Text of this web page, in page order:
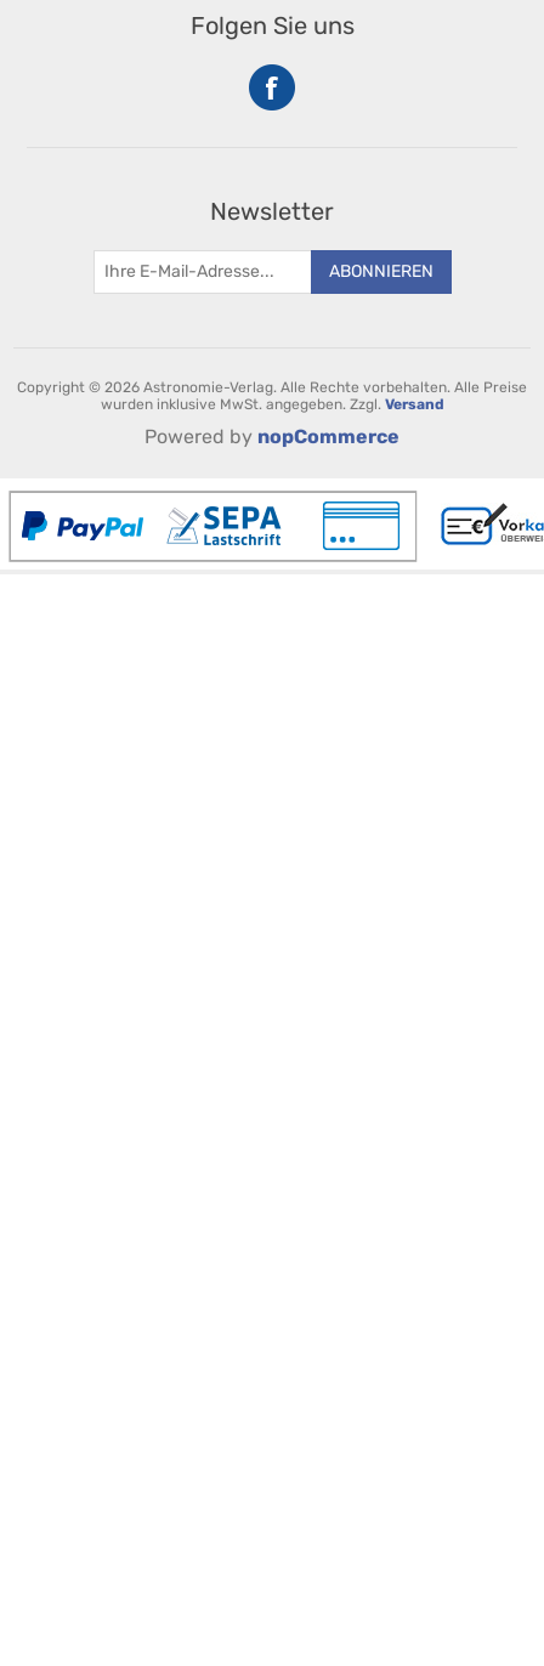
Folgen Sie uns
Newsletter
ABONNIEREN
Copyright © 2026 Astronomie-Verlag. Alle Rechte vorbehalten. Alle Preise
wurden inklusive MwSt. angegeben. Zzgl. Versand
Powered by nopCommerce